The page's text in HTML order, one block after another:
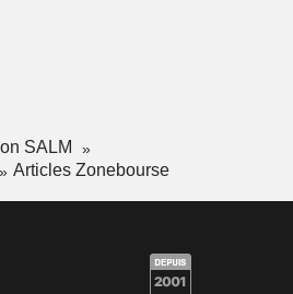
SALM
Articles Zonebourse